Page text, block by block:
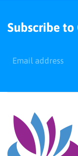
Subscribe